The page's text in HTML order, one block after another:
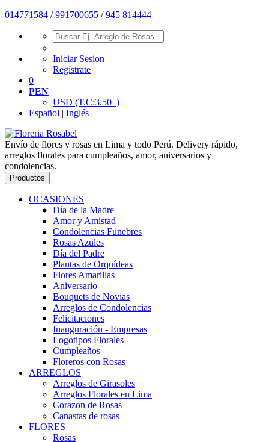
014771584 /991700655 /945 814444
Iniciar Sesion
Regístrate
0
PEN
USD (T.C:3.50 )
Español | Inglés
Envío de flores y rosas en Lima y todo Perú. Delivery rápido,
arreglos florales para cumpleaños, amor, aniversarios y
condolencias.
Productos
OCASIONES
Día de la Madre
Amor y Amistad
Condolencias Fúnebres
Rosas Azules
Día del Padre
Plantas de Orquídeas
Flores Amarillas
Aniversario
Bouquets de Novias
Arreglos de Condolencias
Felicitaciones
Inauguración - Empresas
Logotipos Florales
Cumpleaños
Floreros con Rosas
ARREGLOS
Arreglos de Girasoles
Arreglos Florales en Lima
Corazon de Rosas
Canastas de rosas
FLORES
Rosas